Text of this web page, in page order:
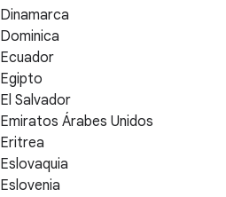
Dinamarca
Dominica
Ecuador
Egipto
El Salvador
Emiratos Árabes Unidos
Eritrea
Eslovaquia
Eslovenia